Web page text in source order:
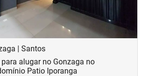
| Santos
alugar no Gonzaga no
Patio Iporanga